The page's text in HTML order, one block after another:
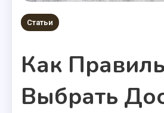
Статьи
Как
Выбрать